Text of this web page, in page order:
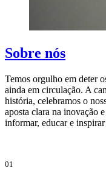
Sobre nós
Temos orgulho em deter
ainda em circulação. A
história, celebramos o
aposta clara na inovação
informar, educar e
01